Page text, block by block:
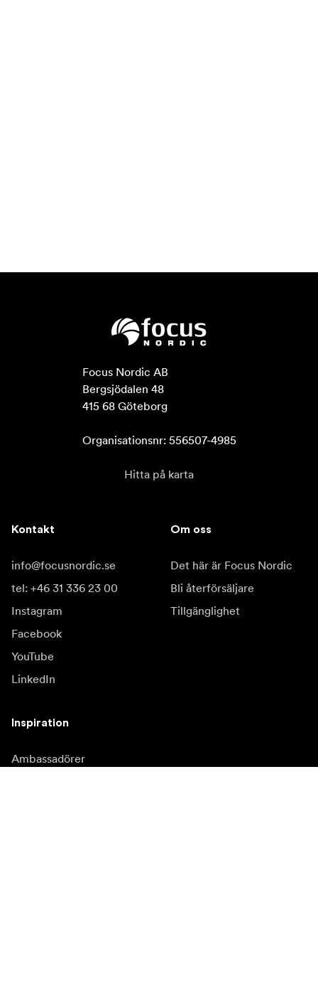
Focus Nordic AB
Bergsjödalen 48
415 68 Göteborg
Organisationsnr: 556507-4985
Hitta på karta
Kontakt
info@focusnordic.se
tel: +46 31 336 23 00
Instagram
Facebook
YouTube
LinkedIn
Om oss
Det här är Focus Nordic
Bli återförsäljare
Tillgänglighet
Inspiration
Ambassadörer